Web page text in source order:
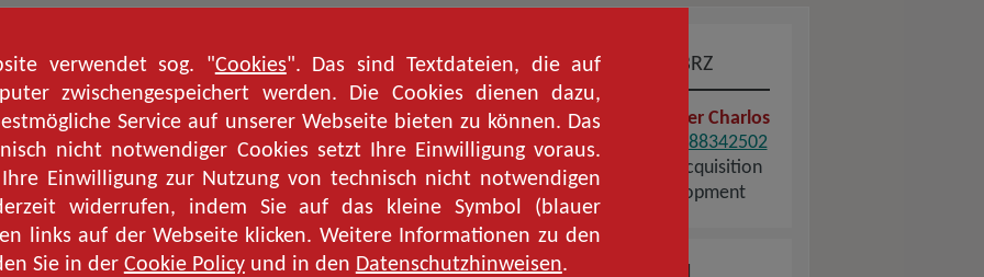
Ihr Kontakt im BRZ
Alexander Charlos
+43 664 88342502
Talent Acquisition
& Development
verwendet sog. "Cookies". Das sind Textdateien, die auf
zwischengespeichert werden. Die Cookies dienen dazu,
Service auf unserer Webseite bieten zu können. Das
nicht notwendiger Cookies setzt Ihre Einwilligung voraus.
Einwilligung zur Nutzung von technisch nicht notwendigen
widerrufen, indem Sie auf das kleine Symbol (blauer
links auf der Webseite klicken. Weitere Informationen zu den
Sie in der Cookie Policyund in den Datenschutzhinweisen.